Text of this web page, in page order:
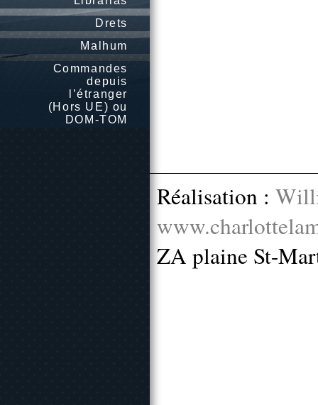
Drets
Malhum
Commandes
depuis
l’étranger
(Hors UE) ou
DOM-TOM
Réalisation :
ZA plaine St-